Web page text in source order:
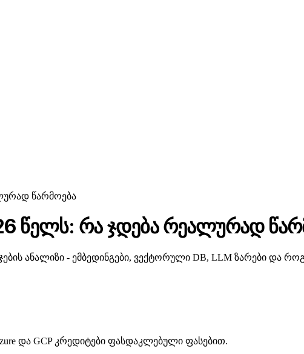
წარმოება
წელს: რა ჯდება რეალურად
ანალიზი - ემბედინგები, ვექტორული DB, LLM ზარები და
და GCP კრედიტები ფასდაკლებული ფასებით.